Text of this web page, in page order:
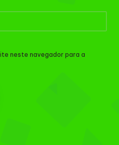
neste navegador para a